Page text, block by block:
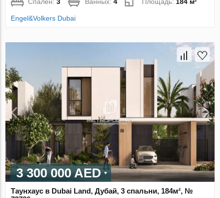
Спален:3 Ванных:4 Площадь:184 м²
Engel&Volkers Dubai
3 300 000 AED
Таунхаус в Dubai Land, Дубай, 3 спальни, 184м², №